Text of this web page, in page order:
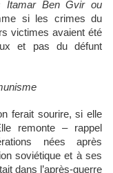
Itamar Ben Gvir ou
si les crimes du
victimes avaient été
et pas du défunt
ferait sourire, si elle
remonte – rappel
nées après
soviétique et à ses
dans l’après-guerre